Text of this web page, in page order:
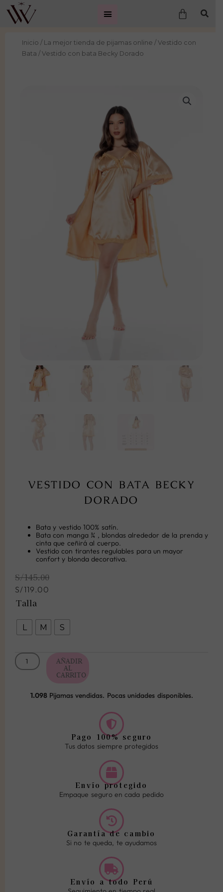
Carrito
Inicio / La mejor tienda de pijamas online / Vestido con
Bata / Vestido con bata Becky Dorado
VESTIDO CON BATA BECKY
DORADO
Bata y vestido 100% satín.
Bata con manga ¾ , blondas alrededor de la prenda y
cinta que ceñirá al cuerpo.
Vestido con tirantes regulables para un mayor
confort y blonda decorativa.
S/145.00
El
precio
original
era:
S/145.00.
S/119.00
El
precio
actual
S/119.00.
Talla
L M S
Vestido
bata
Becky
cantidad
AÑADIR
AL
CARRITO
1.098Pijamas vendidas. Pocas unidades disponibles.
Pago 100% seguro
Tus datos siempre protegidos
Envío protegido
Empaque seguro en cada pedido
Garantía de cambio
Si no te queda, te ayudamos
Envío a todo Perú